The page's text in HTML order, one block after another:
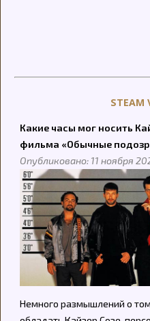
STEAM
Какие часы мог носить
фильма «Обычные
Опубликовано: 11 ноября
Немного размышлений о